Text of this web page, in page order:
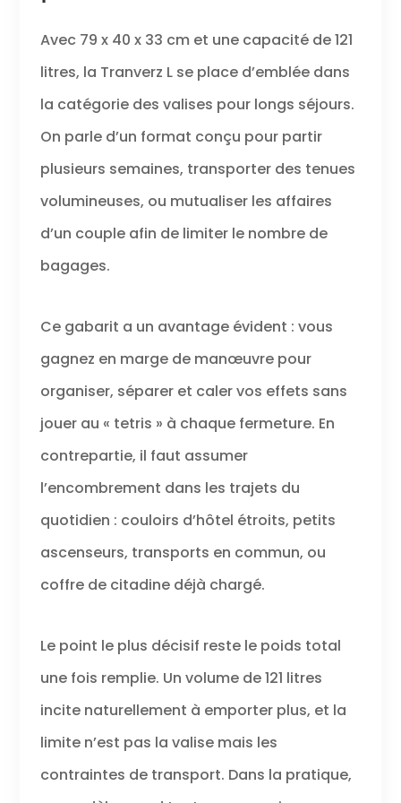
compression – s’adapte au
contenu tout en offrant une
grande capacité de rangement
Avec 79 x 40 x 33 cm et une capacité de 121
litres, la Tranverz L se place d’emblée dans
la catégorie des valises pour longs séjours.
On parle d’un format conçu pour partir
plusieurs semaines, transporter des tenues
volumineuses, ou mutualiser les affaires
d’un couple afin de limiter le nombre de
bagages.
Ce gabarit a un avantage évident : vous
gagnez en marge de manœuvre pour
organiser, séparer et caler vos effets sans
jouer au « tetris » à chaque fermeture. En
contrepartie, il faut assumer
l’encombrement dans les trajets du
quotidien : couloirs d’hôtel étroits, petits
ascenseurs, transports en commun, ou
coffre de citadine déjà chargé.
Le point le plus décisif reste le poids total
une fois remplie. Un volume de 121 litres
incite naturellement à emporter plus, et la
limite n’est pas la valise mais les
contraintes de transport. Dans la pratique,